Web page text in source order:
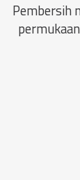
Pembersih